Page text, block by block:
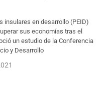
insulares en desarrollo (PEID)
sus economías tras el
un estudio de la Conferencia
y Desarrollo